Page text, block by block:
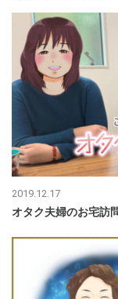
2019.12.17
オタク夫婦のお宅訪